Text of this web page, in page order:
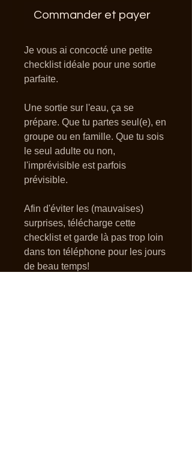
Commander et payer
Je vous ai concocté une petite
checklist idéale pour une sortie
parfaite.
Une sortie sur l'eau, ça se
prépare. Que tu partes seul(e), en
groupe ou en famille. Que tu sois
le seul adulte ou non,
l'imprévisible est parfois
prévisible.
Afin d'éviter les (mauvaises)
surprises, télécharge cette
checklist et garde là pas trop loin
dans ton téléphone pour les jours
de beau temps!